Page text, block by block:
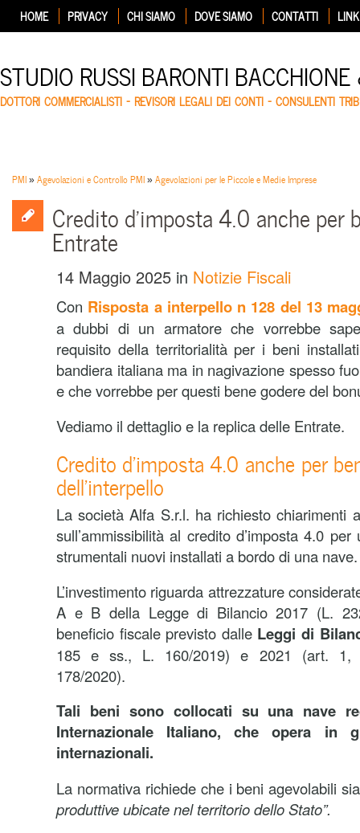
HOME PRIVACY CHI SIAMO DOVE SIAMO CONTATTI LINK
STUDIO RUSSI BARONTI
DOTTORI COMMERCIALISTI – REVISORI LEGALI DEI CONTI – CONSULENTI
PMI»Agevolazioni e Controllo PMI»Agevolazioni per le Piccole e Medie Imprese
Credito d’imposta 4.0 anche per
Entrate
14 Maggio 2025 in Notizie Fiscali
Con Risposta a interpello n 128 del 13
a dubbi di un armatore che vorrebbe
requisito della territorialità per i beni
bandiera italiana ma in nagivazione spesso
e che vorrebbe per questi bene godere del
Vediamo il dettaglio e la replica delle Entrate.
Credito d’imposta 4.0 anche per
dell’interpello
La società Alfa S.r.l. ha richiesto chiarimenti
sull’ammissibilità al credito d’imposta 4.0
strumentali nuovi installati a bordo di una
L’investimento riguarda attrezzature
A e B della Legge di Bilancio 2017 (L.
beneficio fiscale previsto dalle Leggi di
185 e ss., L. 160/2019) e 2021 (art. 1,
178/2020).
Tali beni sono collocati su una nave
Internazionale Italiano, che opera in
internazionali.
La normativa richiede che i beni agevolabili
produttive ubicate nel territorio dello Stato”.